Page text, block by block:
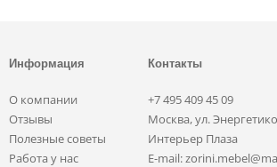
Информация
О компании
Отзывы
Полезные советы
Работа у нас
Контакты
+7 495 409 45 09
Москва, ул.
Интерьер Плаза
E-mail: